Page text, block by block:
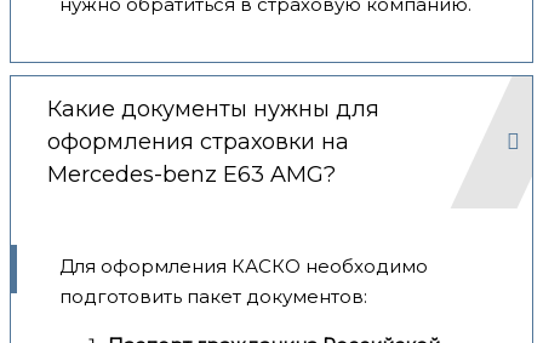
Какие документы нужны для
оформления страховки на
Mercedes-benz E63 AMG?
Для оформления КАСКО необходимо
подготовить пакет документов: